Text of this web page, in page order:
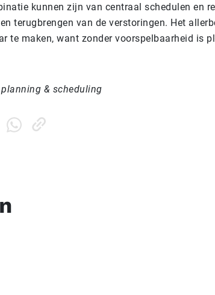
kunnen zijn van centraal schedulen en
terugbrengen van de verstoringen. Het
te maken, want zonder voorspelbaarheid is
& scheduling